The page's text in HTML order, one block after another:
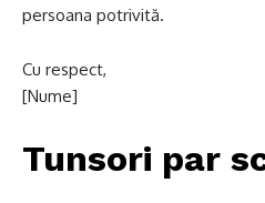
persoana potrivită.
Cu respect,
[Nume]
Tunsori par